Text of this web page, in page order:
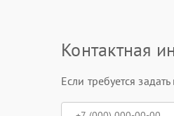
Контактная
Если требуется